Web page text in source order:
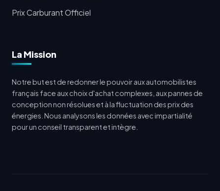
Prix Carburant Officiel
La Mission
Notre but est de redonner le pouvoir aux automobilistes
français face aux choix d'achat complexes, aux pannes de
conception non résolues et à la fluctuation des prix des
énergies. Nous analysons les données avec impartialité
pour un conseil transparent et intègre.